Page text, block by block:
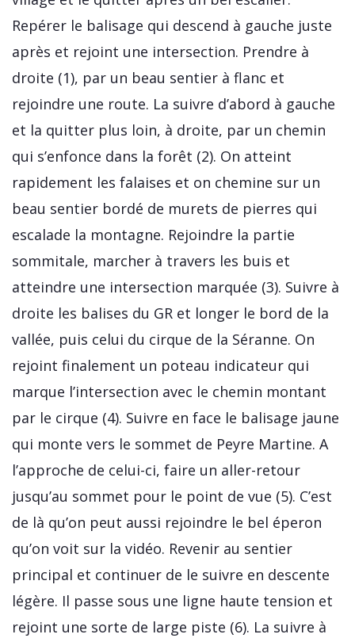
Repérer le balisage qui descend à gauche juste
après et rejoint une intersection. Prendre à
droite (1), par un beau sentier à flanc et
rejoindre une route. La suivre d’abord à gauche
et la quitter plus loin, à droite, par un chemin
qui s’enfonce dans la forêt (2). On atteint
rapidement les falaises et on chemine sur un
beau sentier bordé de murets de pierres qui
escalade la montagne. Rejoindre la partie
sommitale, marcher à travers les buis et
atteindre une intersection marquée (3). Suivre à
droite les balises du GR et longer le bord de la
vallée, puis celui du cirque de la Séranne. On
rejoint finalement un poteau indicateur qui
marque l’intersection avec le chemin montant
par le cirque (4). Suivre en face le balisage jaune
qui monte vers le sommet de Peyre Martine. A
l’approche de celui-ci, faire un aller-retour
jusqu’au sommet pour le point de vue (5). C’est
de là qu’on peut aussi rejoindre le bel éperon
qu’on voit sur la vidéo. Revenir au sentier
principal et continuer de le suivre en descente
légère. Il passe sous une ligne haute tension et
rejoint une sorte de large piste (6). La suivre à